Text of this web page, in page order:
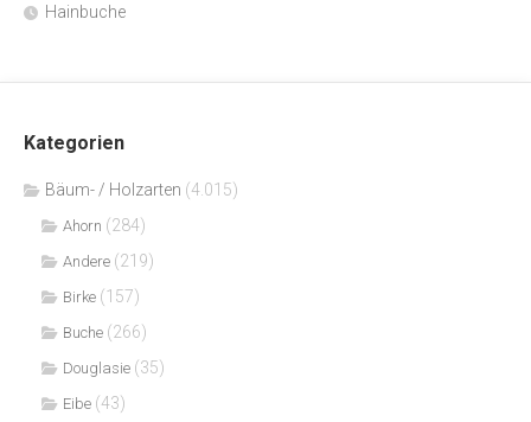
Hainbuche
Kategorien
Bäum- / Holzarten (4.015)
Ahorn (284)
Andere (219)
Birke (157)
Buche (266)
Douglasie (35)
Eibe (43)